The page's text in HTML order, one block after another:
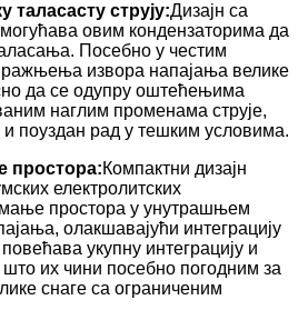
таласасту струју:Дизајн са
овим кондензаторима да
Посебно у честим
извора напајања велике
да се одупру оштећењима
наглим променама струје,
и поуздан рад у тешким условима.
простора:Компактни дизајн
електролитских
простора у унутрашњем
олакшавајући интеграцију
укупну интеграцију и
их чини посебно погодним за
снаге са ограниченим